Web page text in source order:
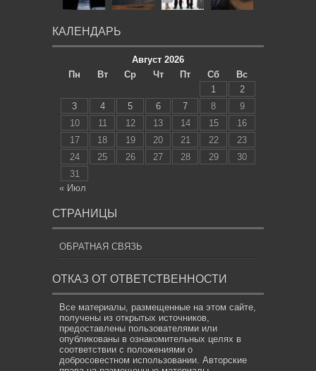
КАЛЕНДАРЬ
Август 2026
Пн
Вт Ср Чт Пт Сб
Вс
1
2
3
4 5 6 7 8
9
10
11 12 13 14 15
16
17
18 19 20 21 22
23
24
25 26 27 28 29
30
31
« Июл
СТРАНИЦЫ
ОБРАТНАЯ СВЯЗЬ
ОТКАЗ ОТ ОТВЕТСТВЕННОСТИ
Все материалы, размещенные на этом сайте,
получены из открытых источников,
предоставлены пользователями или
опубликованы в ознакомительных целях в
соответствии с положениями о
добросовестном использовании. Авторские